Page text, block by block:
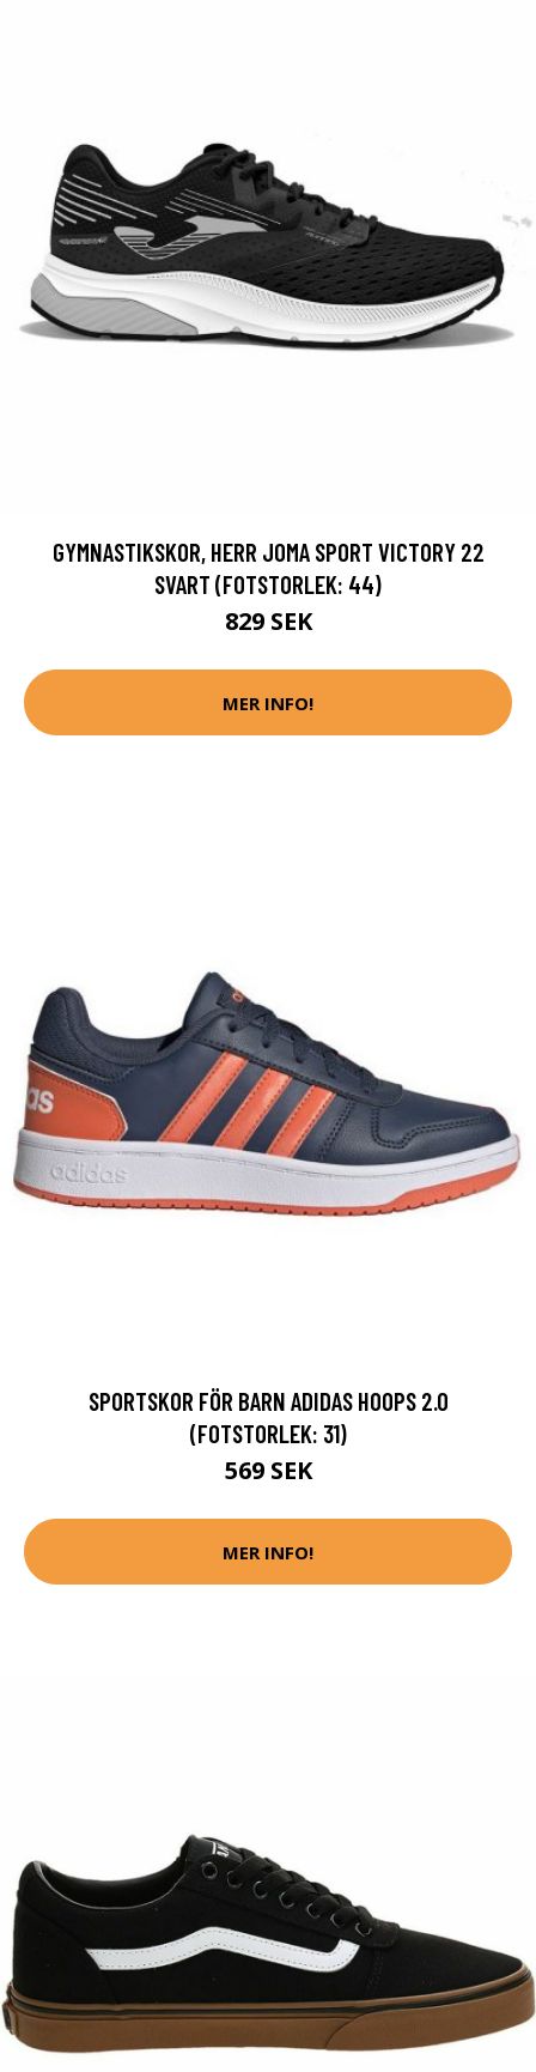
GYMNASTIKSKOR, HERR JOMA SPORT VICTORY 22
SVART (FOTSTORLEK: 44)
829 SEK
MER INFO!
SPORTSKOR FÖR BARN ADIDAS HOOPS 2.0
(FOTSTORLEK: 31)
569 SEK
MER INFO!